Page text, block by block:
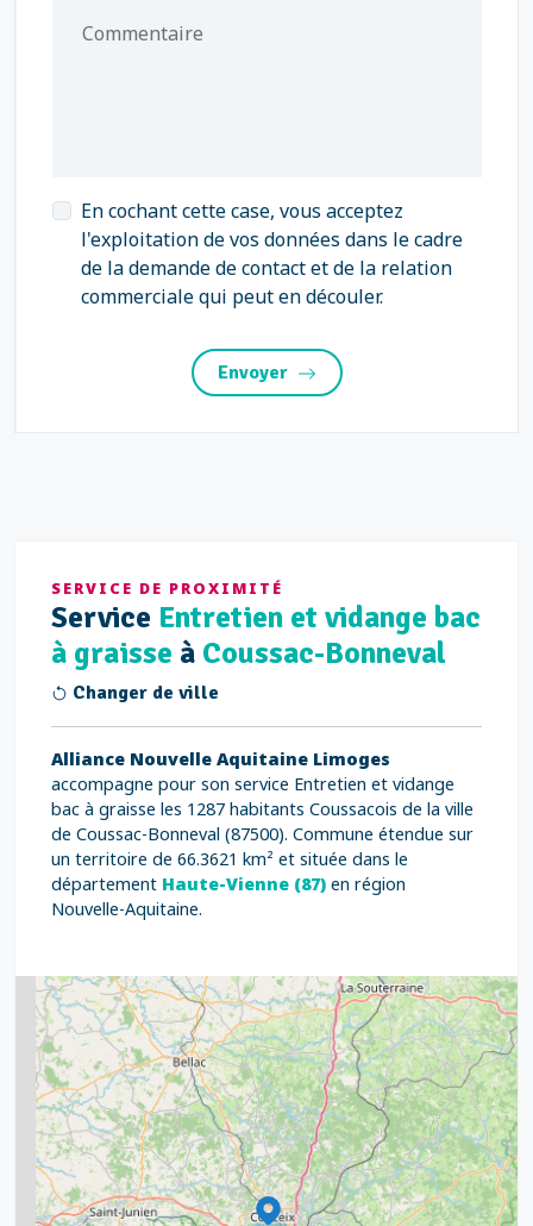
Commentaire
En cochant cette case, vous acceptez
l'exploitation de vos données dans le cadre
de la demande de contact et de la relation
commerciale qui peut en découler.
Envoyer
SERVICE DE PROXIMITÉ
Service Entretien et vidange bac
à graisse à Coussac-Bonneval
Changer de ville
Alliance Nouvelle Aquitaine Limoges
accompagne pour son service Entretien et vidange
bac à graisse les 1287 habitants Coussacois de la ville
de Coussac-Bonneval (87500). Commune étendue sur
un territoire de 66.3621 km² et située dans le
département Haute-Vienne (87) en région
Nouvelle-Aquitaine.
2
6
2
9
8
5
11
7